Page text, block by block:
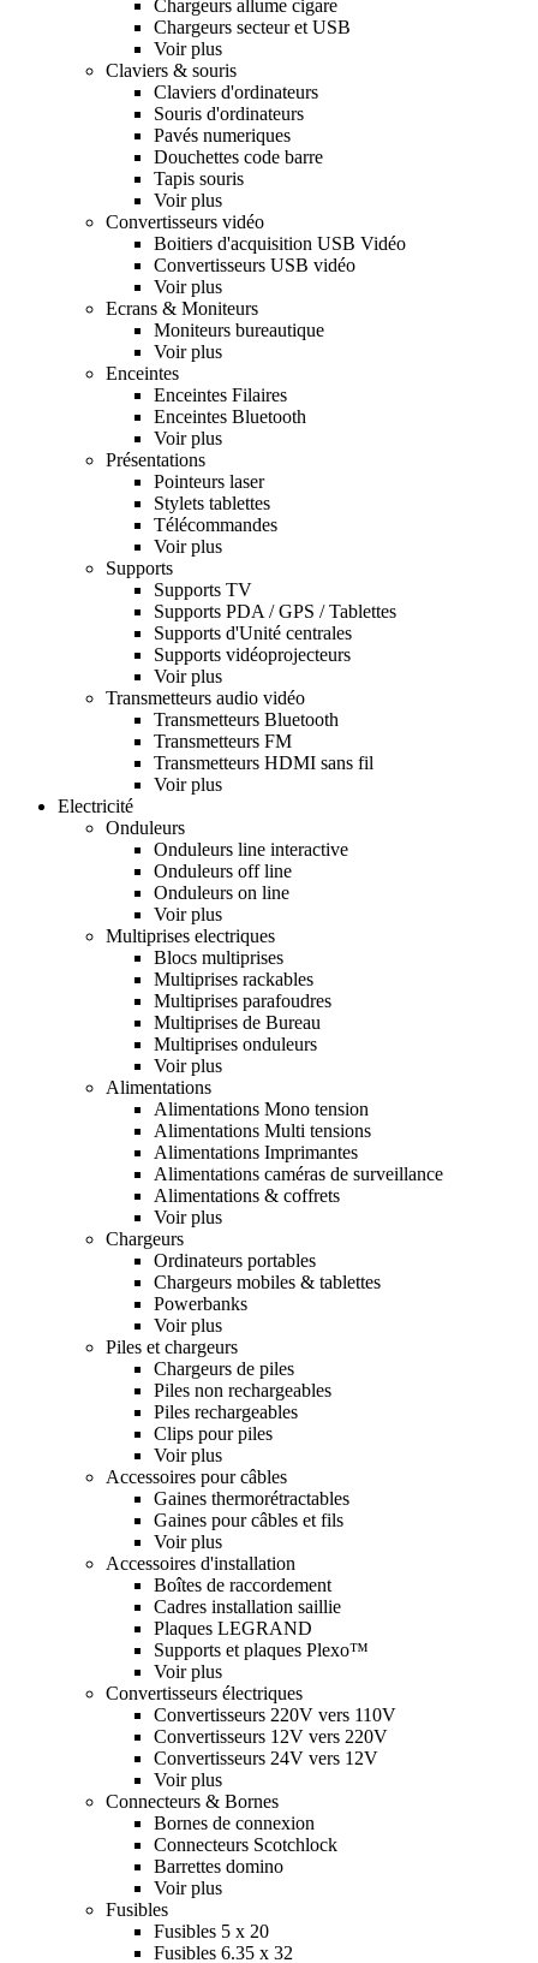
Chargeurs allume cigare
Chargeurs secteur et USB
Voir plus
Claviers & souris
Claviers d'ordinateurs
Souris d'ordinateurs
Pavés numeriques
Douchettes code barre
Tapis souris
Voir plus
Convertisseurs vidéo
Boitiers d'acquisition USB Vidéo
Convertisseurs USB vidéo
Voir plus
Ecrans & Moniteurs
Moniteurs bureautique
Voir plus
Enceintes
Enceintes Filaires
Enceintes Bluetooth
Voir plus
Présentations
Pointeurs laser
Stylets tablettes
Télécommandes
Voir plus
Supports
Supports TV
Supports PDA / GPS / Tablettes
Supports d'Unité centrales
Supports vidéoprojecteurs
Voir plus
Transmetteurs audio vidéo
Transmetteurs Bluetooth
Transmetteurs FM
Transmetteurs HDMI sans fil
Voir plus
Electricité
Onduleurs
Onduleurs line interactive
Onduleurs off line
Onduleurs on line
Voir plus
Multiprises electriques
Blocs multiprises
Multiprises rackables
Multiprises parafoudres
Multiprises de Bureau
Multiprises onduleurs
Voir plus
Alimentations
Alimentations Mono tension
Alimentations Multi tensions
Alimentations Imprimantes
Alimentations caméras de surveillance
Alimentations & coffrets
Voir plus
Chargeurs
Ordinateurs portables
Chargeurs mobiles & tablettes
Powerbanks
Voir plus
Piles et chargeurs
Chargeurs de piles
Piles non rechargeables
Piles rechargeables
Clips pour piles
Voir plus
Accessoires pour câbles
Gaines thermorétractables
Gaines pour câbles et fils
Voir plus
Accessoires d'installation
Boîtes de raccordement
Cadres installation saillie
Plaques LEGRAND
Supports et plaques Plexo™
Voir plus
Convertisseurs électriques
Convertisseurs 220V vers 110V
Convertisseurs 12V vers 220V
Convertisseurs 24V vers 12V
Voir plus
Connecteurs & Bornes
Bornes de connexion
Connecteurs Scotchlock
Barrettes domino
Voir plus
Fusibles
Fusibles 5 x 20
Fusibles 6.35 x 32